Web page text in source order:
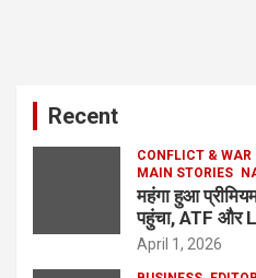
Recent
CONFLICT & WAR
MAIN STORIES
महंगा हुआ
पहुंचा, ATF और
April 1, 2026